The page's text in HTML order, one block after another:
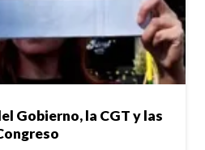
Gobierno, la CGT y las